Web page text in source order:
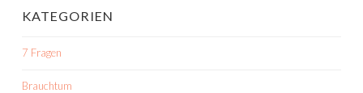
KATEGORIEN
7 Fragen
Brauchtum